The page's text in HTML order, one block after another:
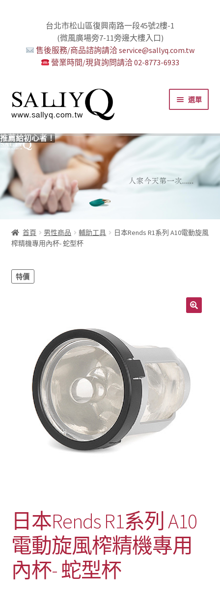
台北市松山區復興南路一段45號2樓-1
(微風廣場旁7-11旁邊大樓入口)
售後服務/商品諮詢請洽 service@sallyq.com.tw
營業時間/現貨詢問請洽 02-8773-6933
跳
至
導
列
跳
至
主
內
容
選單
推薦給初心者！
用藥三分毒！
絕對拘束、絕對快感！
野外調教專區請點我！
零卡分期小額支付!
高潮小哥哥！
免下車也可以購物！
時尚真皮Ｋ金手腳環+短鏈
K金綺娜情趣時尚組
嘗試輕柔的SM，你要一起嗎？
Bess2 買1送4毫無冷場！
免洗潤滑 快適生活提案者
小兔乳夾 遠端遙控想壞壞！
雙悅彎 建立你的多重高潮宇宙！
蜜穴攪拌棒 瞄準性感的私密區域
男人，也該犒賞自己了！
門市消費送時尚收納包
出貨調整公告
人氣男優情慾寫真
SallyQ老師客製化語音服務
首頁 男性商品 輔助工具
日本Rends R1系列 A10電動旋風
榨精機專用內杯- 蛇型杯
特價
日本Rends R1系列 A10
電動旋風榨精機專用
內杯- 蛇型杯